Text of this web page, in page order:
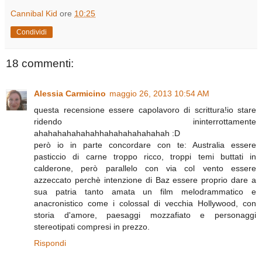
Cannibal Kid ore 10:25
Condividi
18 commenti:
Alessia Carmicino maggio 26, 2013 10:54 AM
questa recensione essere capolavoro di scrittura!io stare
ridendo ininterrottamente
ahahahahahahahhahahahahahahah :D
però io in parte concordare con te: Australia essere
pasticcio di carne troppo ricco, troppi temi buttati in
calderone, però parallelo con via col vento essere
azzeccato perchè intenzione di Baz essere proprio dare a
sua patria tanto amata un film melodrammatico e
anacronistico come i colossal di vecchia Hollywood, con
storia d'amore, paesaggi mozzafiato e personaggi
stereotipati compresi in prezzo.
Rispondi